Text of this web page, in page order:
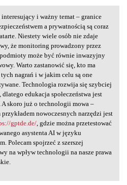
interesujący i
interesujący i ważny temat – granice
a prywatnością są coraz
Niestety wiele osób nie zdaje
że monitoring prowadzony przez
może być równie inwazyjny
Warto zastanowić się, kto ma
nagrań i w jakim celu są one
Technologia rozwija się szybciej
dlatego edukacja społeczeństwa jest
A skoro już o technologii mowa –
nowoczesnych narzędzi jest
gptde.de/, gdzie można przetestować
asystenta AI w języku
Polecam spojrzeć z szerszej
na wpływ technologii na nasze prawa